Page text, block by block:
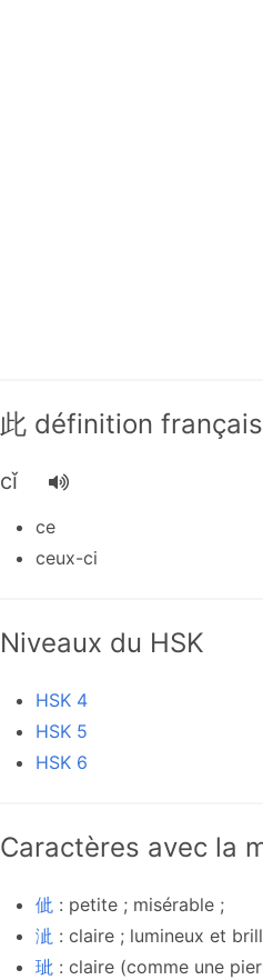
此 définition
cǐ
ce
ceux-ci
Niveaux du HSK
HSK 4
HSK 5
HSK 6
Caractères avec la
佌 : petite ; misérable ;
泚 : claire ; lumineux et
玼 : claire (comme une